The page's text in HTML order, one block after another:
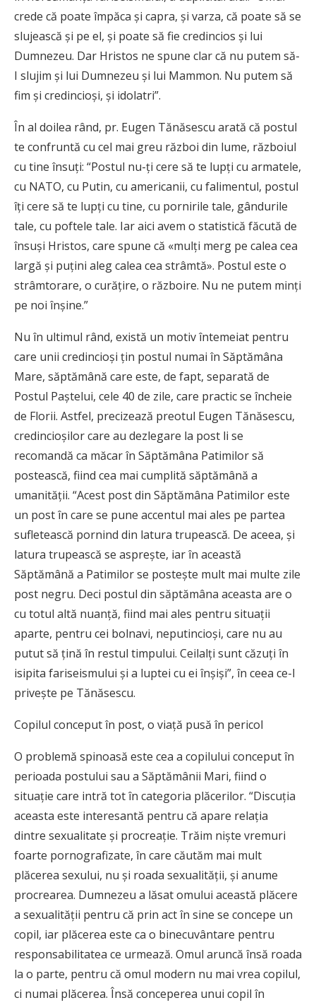
crede că poate împăca şi capra, şi varza, că poate să se
slujească şi pe el, şi poate să fie credincios şi lui
Dumnezeu. Dar Hristos ne spune clar că nu putem să-
I slujim şi lui Dumnezeu şi lui Mammon. Nu putem să
fim şi credincioşi, şi idolatri”.
În al doilea rând, pr. Eugen Tănăsescu arată că postul
te confruntă cu cel mai greu război din lume, războiul
cu tine însuţi: “Postul nu-ţi cere să te lupţi cu armatele,
cu NATO, cu Putin, cu americanii, cu falimentul, postul
îţi cere să te lupţi cu tine, cu pornirile tale, gândurile
tale, cu poftele tale. Iar aici avem o statistică făcută de
însuşi Hristos, care spune că «mulţi merg pe calea cea
largă şi puţini aleg calea cea strâmtă». Postul este o
strâmtorare, o curăţire, o războire. Nu ne putem minţi
pe noi înşine.”
Nu în ultimul rând, există un motiv întemeiat pentru
care unii credincioşi ţin postul numai în Săptămâna
Mare, săptămână care este, de fapt, separată de
Postul Paştelui, cele 40 de zile, care practic se încheie
de Florii. Astfel, precizează preotul Eugen Tănăsescu,
credincioşilor care au dezlegare la post li se
recomandă ca măcar în Săptămâna Patimilor să
postească, fiind cea mai cumplită săptămână a
umanităţii. “Acest post din Săptămâna Patimilor este
un post în care se pune accentul mai ales pe partea
sufletească pornind din latura trupească. De aceea, şi
latura trupească se aspreşte, iar în această
Săptămână a Patimilor se posteşte mult mai multe zile
post negru. Deci postul din săptămâna aceasta are o
cu totul altă nuanţă, fiind mai ales pentru situaţii
aparte, pentru cei bolnavi, neputincioşi, care nu au
putut să ţină în restul timpului. Ceilalţi sunt căzuţi în
isipita fariseismului şi a luptei cu ei înşişi”, în ceea ce-l
priveşte pe Tănăsescu.
Copilul conceput în post, o viaţă pusă în pericol
O problemă spinoasă este cea a copilului conceput în
perioada postului sau a Săptămânii Mari, fiind o
situaţie care intră tot în categoria plăcerilor. “Discuţia
aceasta este interesantă pentru că apare relaţia
dintre sexualitate şi procreaţie. Trăim nişte vremuri
foarte pornografizate, în care căutăm mai mult
plăcerea sexului, nu şi roada sexualităţii, şi anume
procrearea. Dumnezeu a lăsat omului această plăcere
a sexualităţii pentru că prin act în sine se concepe un
copil, iar plăcerea este ca o binecuvântare pentru
responsabilitatea ce urmează. Omul aruncă însă roada
la o parte, pentru că omul modern nu mai vrea copilul,
ci numai plăcerea. Însă conceperea unui copil în